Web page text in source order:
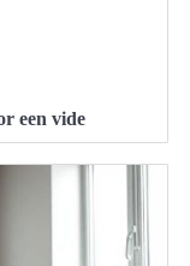
een vide